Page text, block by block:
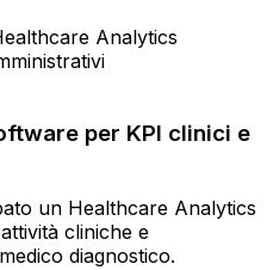
Analytics
per KPI clinici e
un Healthcare Analytics
cliniche e
diagnostico.